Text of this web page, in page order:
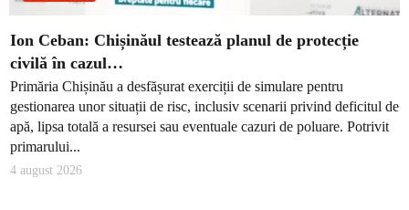
Ion Ceban: Chișinăul testează planul de protecție
civilă în cazul…
Primăria Chișinău a desfășurat exerciții de simulare pentru
gestionarea unor situații de risc, inclusiv scenarii privind deficitul de
apă, lipsa totală a resursei sau eventuale cazuri de poluare. Potrivit
primarului...
4 august 2026